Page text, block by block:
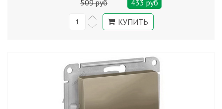
509 руб
433 руб